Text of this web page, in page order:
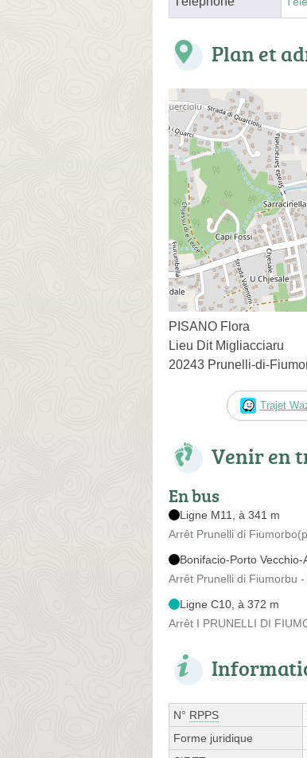
Plan et
PISANO Flora
Lieu Dit Migliacciaru
20243 Prunelli-di-
Trajet
Venir en
En bus
Ligne M11, à 341 m
Arrêt Prunelli di
Bonifacio-Porto
Arrêt Prunelli di Fiumorbu
Ligne C10, à 372 m
Arrêt I PRUNELLI DI
N° RPPS
Forme juridique